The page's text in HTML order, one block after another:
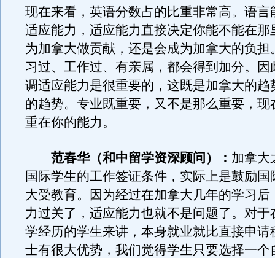
现在来看，英语分数占的比重非常高。语言
适应能力，适应能力直接决定你能不能在那
为加拿大做贡献，还是会成为加拿大的负担
习过、工作过、有亲属，都会得到加分。因
调适应能力是很重要的，这既是加拿大的趋
的趋势。专业既重要，又不是那么重要，现
重在你的能力。
范春华（和中留学资深顾问）： 加拿大
国际学生的工作签证条件，实际上是鼓励国
大受教育。因为经过在加拿大几年的学习后
力过关了，适应能力也就不是问题了。对于
学经历的学生来讲，本身就业就比直接申请
士有很大优势，我们觉得学生只要选择一个